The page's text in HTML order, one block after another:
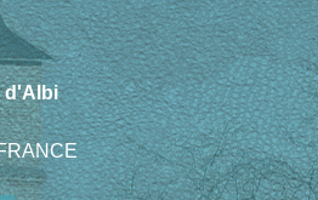
d'Albi